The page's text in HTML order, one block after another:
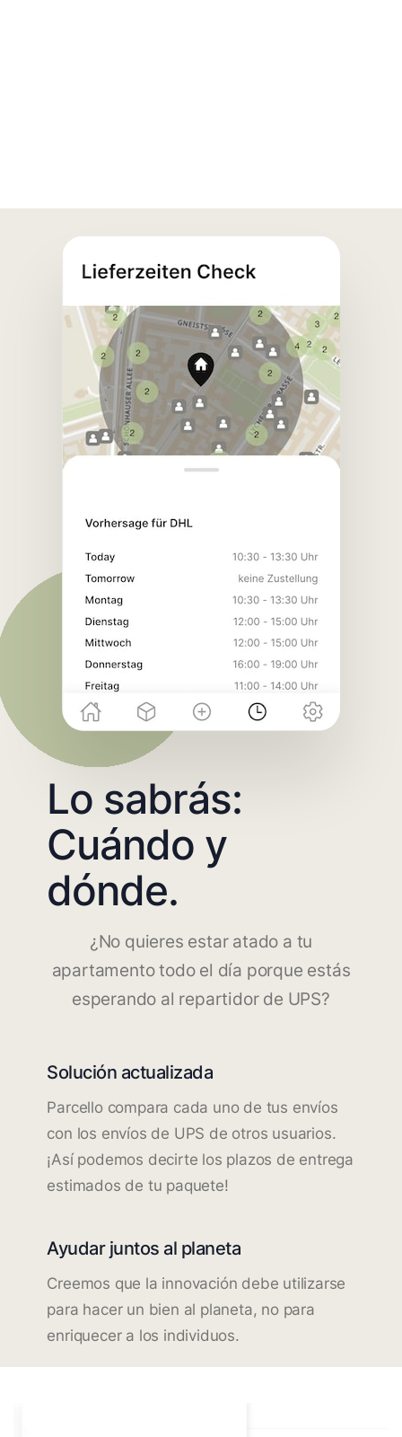
Lo sabrás:
Cuándo y
dónde.
¿No quieres estar atado a tu
apartamento todo el día porque estás
esperando al repartidor de UPS?
Solución actualizada
Parcello compara cada uno de tus envíos
con los envíos de UPS de otros usuarios.
¡Así podemos decirte los plazos de entrega
estimados de tu paquete!
Ayudar juntos al planeta
Creemos que la innovación debe utilizarse
para hacer un bien al planeta, no para
enriquecer a los individuos.